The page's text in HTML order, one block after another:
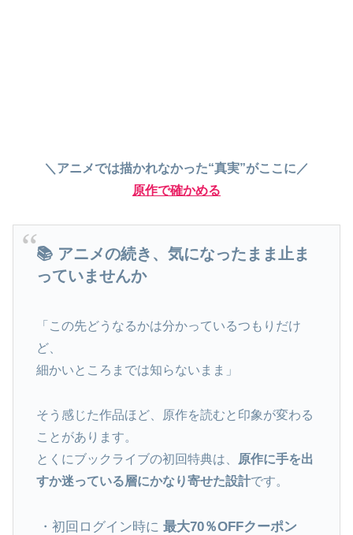
＼アニメでは描かれなかった“真実”がここに／
原作で確かめる
📚 アニメの続き、気になったまま止ま
っていませんか
「この先どうなるかは分かっているつもりだけ
ど、
細かいところまでは知らないまま」
そう感じた作品ほど、原作を読むと印象が変わる
ことがあります。
とくにブックライブの初回特典は、
原作に手を出
すか迷っている層にかなり寄せた設計です。
・初回ログイン時に最大70％OFFクーポン